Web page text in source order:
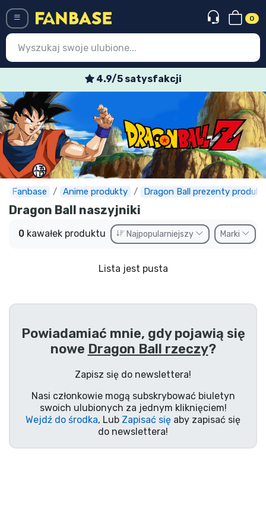
0
4.9/5 satysfakcji
Fanbase Anime produkty Dragon Ball prezenty
Dragon Ball naszyjniki
0 kawałek produktu Najpopularniejszy Marki
Lista jest pusta
Powiadamiać mnie, gdy pojawią się
nowe Dragon Ball rzeczy?
Zapisz się do newslettera!
Nasi członkowie mogą subskrybować biuletyn
swoich ulubionych za jednym kliknięciem!
Wejdź do środka, Lub Zapisać się aby zapisać się
do newslettera!
Wejście Rejestracja
Najnowsze rzeczy
Oferty specjalne
Doręczenie ekspresowe
Przedsprzedaż
Outlet produkty
Wysyłka i płatność
Rzeczy seryjne
Rzeczy filmowe
Wspaniałe rzeczy
Rzeczy z anime